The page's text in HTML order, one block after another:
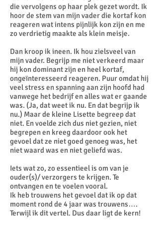
die vervolgens op haar plek gezet wordt. Ik
hoor de stem van mijn vader die kortaf kon
reageren wat intens pijnlijk kon zijn en me
zo verdrietig maakte als klein meisje.
Dan kroop ik ineen. Ik hou zielsveel van
mijn vader. Begrijp me niet verkeerd maar
hij kon dominant zijn en heel kortaf,
ongeïnteresseerd reageren. Puur omdat hij
veel stress en spanning aan zijn hoofd had
vanwege het bedrijf en alles wat er gaande
was. (Ja, dat weet ik nu. En dat begrijp ik
nu.) Maar de kleine Lisette begreep dat
niet. En voelde zich dus niet gezien, niet
begrepen en kreeg daardoor ook het
gevoel dat ze niet goed genoeg was, het
niet waard was en niet geliefd was.
Iets wat zo, zo essentieel is om van je
ouder(s)/ verzorgers te krijgen. Te
ontvangen en te voelen vooral.
Ik heb trouwens het gevoel dat ik op dat
moment rond de 4 jaar was trouwens….
Terwijl ik dit vertel. Dus daar ligt de kern!